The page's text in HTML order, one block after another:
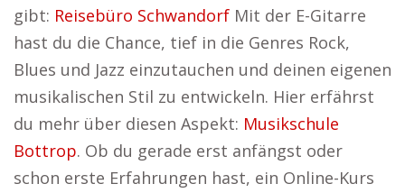
gibt: Reisebüro Schwandorf Mit der E-Gitarre
hast du die Chance, tief in die Genres Rock,
Blues und Jazz einzutauchen und deinen eigenen
musikalischen Stil zu entwickeln. Hier erfährst
du mehr über diesen Aspekt: Musikschule
Bottrop. Ob du gerade erst anfängst oder
schon erste Erfahrungen hast, ein Online-Kurs